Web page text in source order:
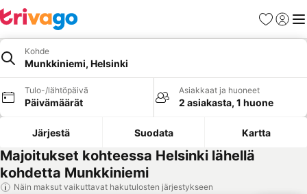
Suosikit
Kohde
Munkkiniemi, Helsinki
Tulo-/lähtöpäivä
Päivämäärät
Asiakkaat ja huoneet
2 asiakasta, 1 huone
Järjestä Suodata Kartta
Majoitukset kohteessa Helsinki lähellä
kohdetta Munkkiniemi
Näin maksut vaikuttavat hakutulosten järjestykseen